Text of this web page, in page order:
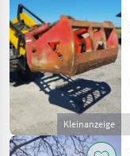
Kleinanzeige